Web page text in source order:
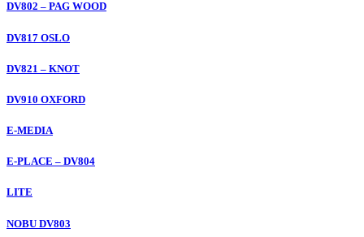
DV802 – PAG WOOD
DV817 OSLO
DV821 – KNOT
DV910 OXFORD
E-MEDIA
E-PLACE – DV804
LITE
NOBU DV803